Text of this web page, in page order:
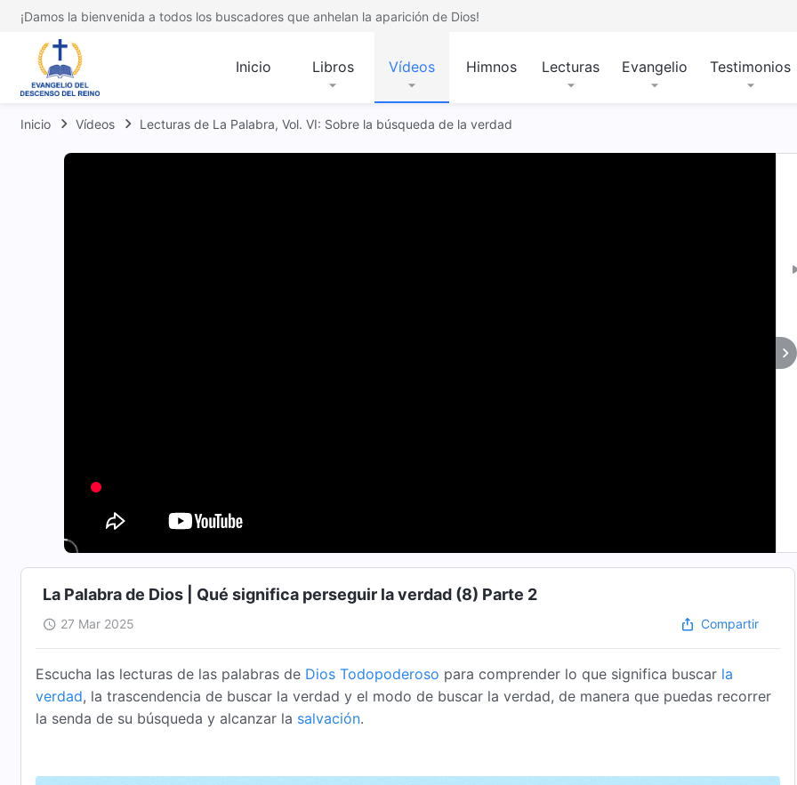
¡Damos la bienvenida a todos los buscadores que anhelan la aparición de Dios!
Inicio Libros Vídeos Himnos Lecturas Evangelio Testimonios
Inicio Vídeos Lecturas de La Palabra, Vol. VI: Sobre la búsqueda de la verdad
La Palabra de Dios | Qué significa perseguir la verdad (8) Parte 2
27 Mar 2025 Compartir
Escucha las lecturas de las palabras de Dios Todopoderoso para comprender lo que significa buscar la
verdad, la trascendencia de buscar la verdad y el modo de buscar la verdad, de manera que puedas recorrer
la senda de su búsqueda y alcanzar la salvación.